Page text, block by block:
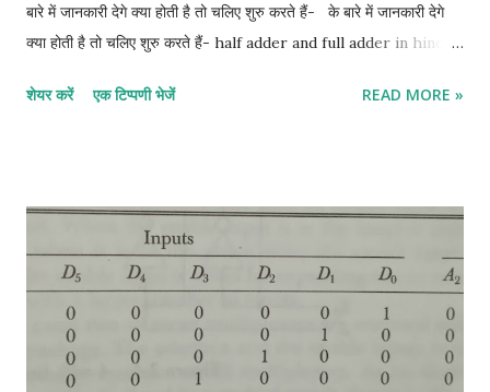
बारे में जानकारी देगे क्या होती है तो चलिए शुरु करते हैं- के बारे में जानकारी देगे
क्या होती है तो चलिए शुरु करते हैं- half adder and full adder in hindi:-
hindi:- half adder सबसे basic digital arithmetic circuit 2
है। आउटपुट योग और Carrie को बदलता है। दो आउटपुट variable
Specified करना आवश्यक है क्योंकि 1 + 1 का योग बाइनरी 10 है, जिसमें दो अंक
हैं। हम दो इनपुट वेरिएबल्स के लिए x और y और दो आउटपुट वेरिएबल के लिए S
(योग के लिए) और C (कैरी के लिए) असाइन करते हैं। C output 0 है जब तक
कि दोनों इनपुट 1 न हों। S आउटपुट योग के कम से कम महत्वपूर्ण बिट ...
शेयर करें एक टिप्पणी भेजें READ MORE »